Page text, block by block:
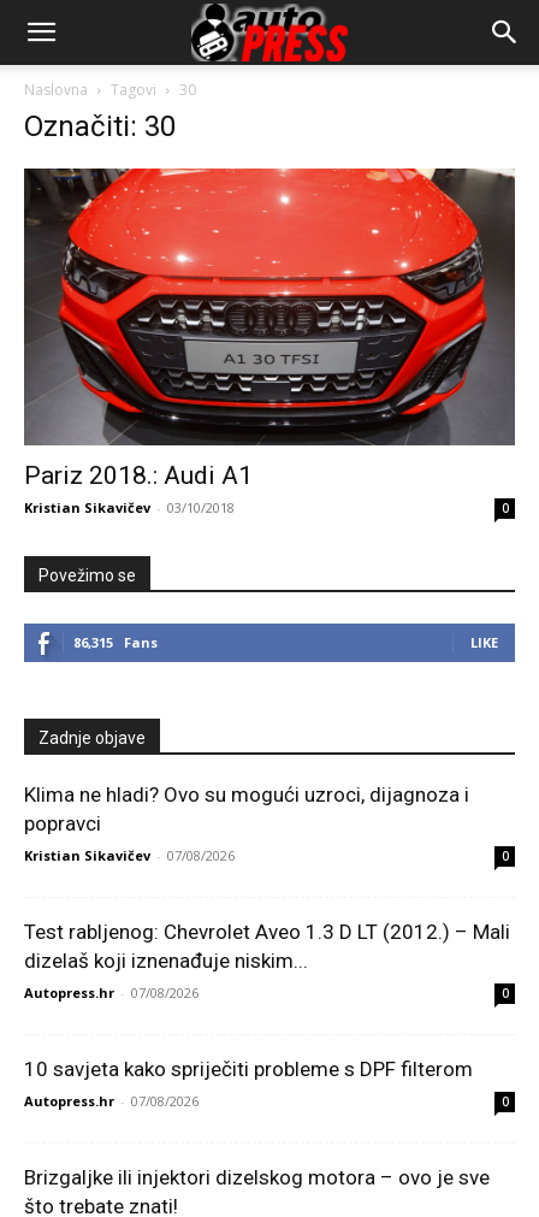
AutopressHR
Naslovna Tagovi 30
Označiti: 30
Pariz 2018.: Audi A1
Kristian Sikavičev - 03/10/2018 0
Povežimo se
86,315 Fans LIKE
Zadnje objave
Klima ne hladi? Ovo su mogući uzroci, dijagnoza i
popravci
Kristian Sikavičev - 07/08/2026 0
Test rabljenog: Chevrolet Aveo 1.3 D LT (2012.) – Mali
dizelaš koji iznenađuje niskim...
Autopress.hr - 07/08/2026 0
10 savjeta kako spriječiti probleme s DPF filterom
Autopress.hr - 07/08/2026 0
Brizgaljke ili injektori dizelskog motora – ovo je sve
što trebate znati!